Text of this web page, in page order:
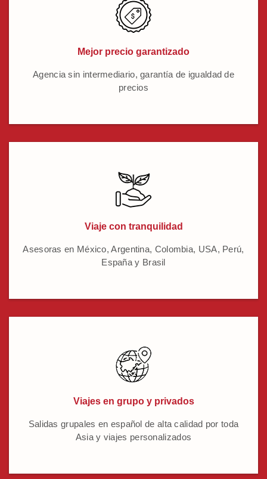
Mejor precio garantizado
Agencia sin intermediario, garantía de igualdad de
precios
Viaje con tranquilidad
Asesoras en México, Argentina, Colombia, USA, Perú,
España y Brasil
Viajes en grupo y privados
Salidas grupales en español de alta calidad por toda
Asia y viajes personalizados